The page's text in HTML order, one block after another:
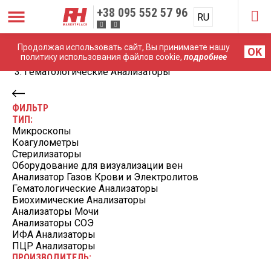
Продолжая использовать сайт, Вы принимаете нашу
политику использования файлов cookie, подробнее OK
+38 095 552 57 96 RU
UA
Главная
Лабораторное оборудование
Гематологические Анализаторы
ФИЛЬТР
ТИП:
Микроскопы
Коагулометры
Стерилизаторы
Оборудование для визуализации вен
Анализатор Газов Крови и Электролитов
Гематологические Анализаторы
Биохимические Анализаторы
Анализаторы Мочи
Анализаторы СОЭ
ИФА Анализаторы
ПЦР Анализаторы